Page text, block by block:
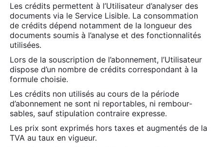
Les cré­dits per­mettent à l’Utilisateur d’analyser des
docu­ments via le Ser­vice Lisible. La consom­ma­tion
de cré­dits dépend notam­ment de la lon­gueur des
docu­ments sou­mis à l’analyse et des fonc­tion­na­li­tés
uti­li­sées.
Lors de la sous­crip­tion de l’abonnement, l’Utilisateur
dis­pose d’un nombre de cré­dits cor­res­pon­dant à la
for­mule choi­sie.
Les cré­dits non uti­li­sés au cours de la période
d’abonnement ne sont ni repor­tables, ni rem­bour­
sables, sauf sti­pu­la­tion contraire expresse.
Les prix sont expri­més hors taxes et aug­men­tés de la
TVA au taux en vigueur.